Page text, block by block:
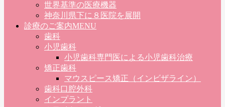
世界基準の医療機器
神奈川県下に８医院を展開
診療のご案内MENU
歯科
小児歯科
小児歯科専門医による小児歯科治療
矯正歯科
マウスピース矯正（インビザライン）
歯科口腔外科
インプラント